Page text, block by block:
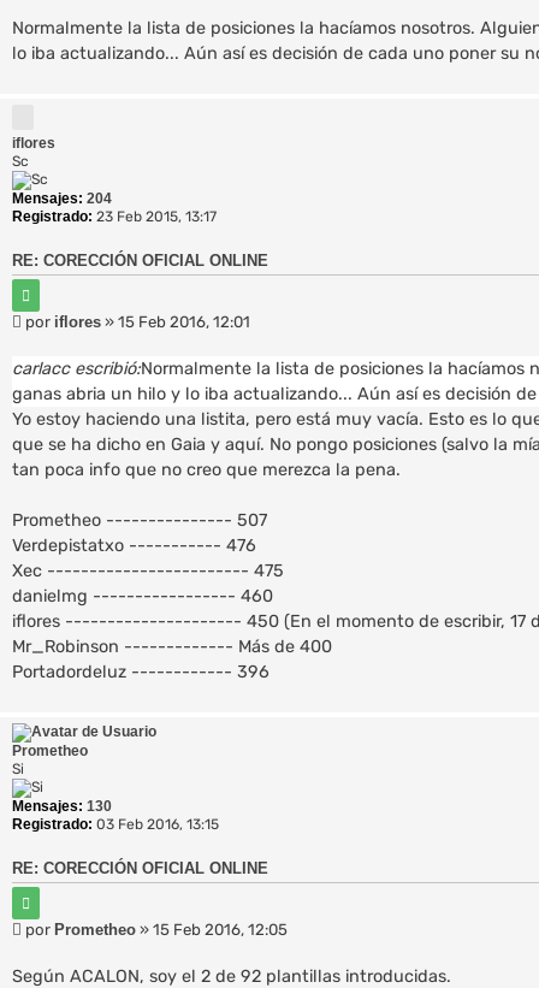
n
a
e
Normalmente la lista de posiciones la hacíamos nosotros.
lo iba actualizando... Aún así es decisión de cada uno poner su
iflores
Sc
Mensajes: 204
Registrado: 23 Feb 2015, 13:17
RE: CORECCIÓN OFICIAL ONLINE
i
t
M
n
a
j
e
por iflores » 15 Feb 2016, 12:01
carlacc escribió:Normalmente la lista de posiciones la hacíamos
ganas abria un hilo y lo iba actualizando... Aún así es decisión
Yo estoy haciendo una listita, pero está muy vacía. Esto es lo
que se ha dicho en Gaia y aquí. No pongo posiciones (salvo la
tan poca info que no creo que merezca la pena.
Prometheo --------------- 507
Verdepistatxo ----------- 476
Xec ------------------------ 475
danielmg ----------------- 460
iflores --------------------- 450 (En el momento de escribir, 17
Mr_Robinson ------------- Más de 400
Portadordeluz ------------ 396
Prometheo
Si
Mensajes: 130
Registrado: 03 Feb 2016, 13:15
RE: CORECCIÓN OFICIAL ONLINE
i
t
M
n
por Prometheo » 15 Feb 2016, 12:05
Según ACALON, soy el 2 de 92 plantillas introducidas.